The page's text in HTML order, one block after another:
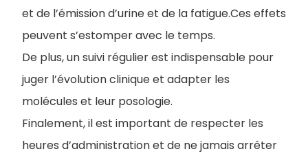
et de l’émission d’urine et de la fatigue.Ces effets
peuvent s’estomper avec le temps.
De plus, un suivi régulier est indispensable pour
juger l’évolution clinique et adapter les
molécules et leur posologie.
Finalement, il est important de respecter les
heures d’administration et de ne jamais arrêter